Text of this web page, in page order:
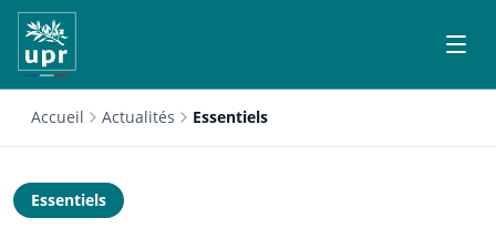
Accueil Actualités Essentiels
Essentiels